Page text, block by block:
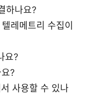
하나요?
레메트리 수집이
요?
?
사용할 수 있나